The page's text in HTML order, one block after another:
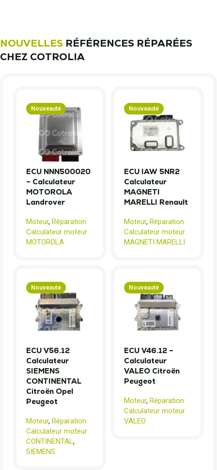
NOUVELLES RÉFÉRENCES RÉPARÉES
CHEZ COTROLIA
Nouveauté
ECU NNN500020
– Calculateur
MOTOROLA
Landrover
Moteur, Réparation
Calculateur moteur
MOTOROLA
Nouveauté
ECU IAW 5NR2
Calculateur
MAGNETI
MARELLI Renault
Moteur, Réparation
Calculateur moteur
MAGNETI MARELLI
Nouveauté
ECU V56.12
Calculateur
SIEMENS
CONTINENTAL
Citroën Opel
Peugeot
Moteur, Réparation
Calculateur moteur
CONTINENTAL,
SIEMENS
Nouveauté
ECU V46.12 –
Calculateur
VALEO Citroën
Peugeot
Moteur, Réparation
Calculateur moteur
VALEO